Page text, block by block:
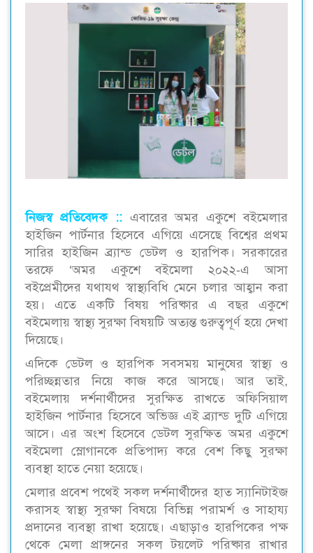
নিজস্ব প্রতিবেদক :: এবারের অমর একুশে বইমেলার
হাইজিন পার্টনার হিসেবে এগিয়ে এসেছে বিশ্বের প্রথম
সারির হাইজিন ব্র্যান্ড ডেটল ও হারপিক। সরকারের
তরফে ‘অমর একুশে বইমেলা ২০২২-এ আসা
বইপ্রেমীদের যথাযথ স্বাস্থ্যবিধি মেনে চলার আহ্বান করা
হয়। এতে একটি বিষয় পরিষ্কার এ বছর একুশে
বইমেলায় স্বাস্থ্য সুরক্ষা বিষয়টি অত্যন্ত গুরুত্বপূর্ণ হয়ে দেখা
দিয়েছে।
এদিকে ডেটল ও হারপিক সবসময় মানুষের স্বাস্থ্য ও
পরিচ্ছন্নতার নিয়ে কাজ করে আসছে। আর তাই,
বইমেলায় দর্শনার্থীদের সুরক্ষিত রাখতে অফিসিয়াল
হাইজিন পার্টনার হিসেবে অভিজ্ঞ এই ব্র্যান্ড দুটি এগিয়ে
আসে। এর অংশ হিসেবে ডেটল সুরক্ষিত অমর একুশে
বইমেলা স্লোগানকে প্রতিপাদ্য করে বেশ কিছু সুরক্ষা
ব্যবস্থা হাতে নেয়া হয়েছে।
মেলার প্রবেশ পথেই সকল দর্শনার্থীদের হাত স্যানিটাইজ
করাসহ স্বাস্থ্য সুরক্ষা বিষয়ে বিভিন্ন পরামর্শ ও সাহায্য
প্রদানের ব্যবস্থা রাখা হয়েছে। এছাড়াও হারপিকের পক্ষ
থেকে মেলা প্রাঙ্গনের সকল টয়লেট পরিষ্কার রাখার